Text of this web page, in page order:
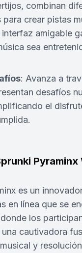
combinan
crear pistas
amigable
sea
: Avanza a
desafíos
el
Pyraminx
es un
en línea que se
los
cautivadora
y